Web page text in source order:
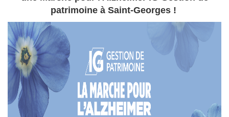
patrimoine à Saint-Georges !